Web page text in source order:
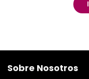
Sobre Nosotros